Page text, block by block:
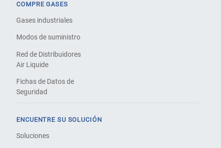
COMPRE GASES
Gases industriales
Modos de suministro
Red de Distribuidores
Air Liquide
Fichas de Datos de
Seguridad
ENCUENTRE SU SOLUCIÓN
Soluciones